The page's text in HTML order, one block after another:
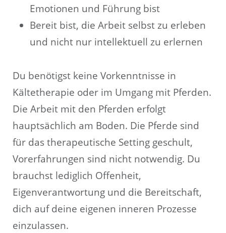
Emotionen und Führung bist
Bereit bist, die Arbeit selbst zu erleben
und nicht nur intellektuell zu erlernen
Du benötigst keine Vorkenntnisse in
Kältetherapie oder im Umgang mit Pferden.
Die Arbeit mit den Pferden erfolgt
hauptsächlich am Boden. Die Pferde sind
für das therapeutische Setting geschult,
Vorerfahrungen sind nicht notwendig. Du
brauchst lediglich Offenheit,
Eigenverantwortung und die Bereitschaft,
dich auf deine eigenen inneren Prozesse
einzulassen.